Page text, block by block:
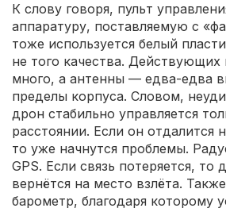
К слову говоря, пульт
аппаратуру, поставляемую с
тоже используется белый
не того качества.
много, а антенны — едва-едва
пределы корпуса. Словом,
дрон стабильно управляется
расстоянии. Если он отдалится
то уже начнутся проблемы.
GPS. Если связь потеряется, то
вернётся на место взлёта.
барометр, благодаря которому